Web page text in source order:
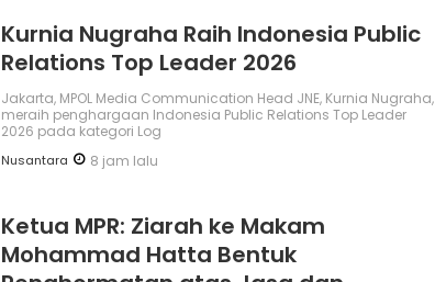
Kurnia Nugraha Raih Indonesia Public
Relations Top Leader 2026
Jakarta, MPOL Media Communication Head JNE, Kurnia Nugraha,
meraih penghargaan Indonesia Public Relations Top Leader
2026 pada kategori Log
Nusantara 8 jam lalu
Ketua MPR: Ziarah ke Makam
Mohammad Hatta Bentuk